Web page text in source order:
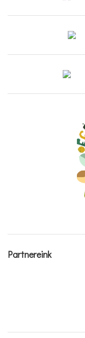
Partnereink